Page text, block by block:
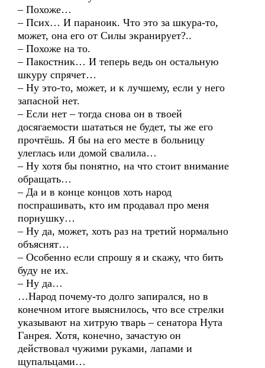
– Похоже…
– Псих… И параноик. Что это за шкура-то,
может, она его от Силы экранирует?..
– Похоже на то.
– Пакостник… И теперь ведь он остальную
шкуру спрячет…
– Ну это-то, может, и к лучшему, если у него
запасной нет.
– Если нет – тогда снова он в твоей
досягаемости шататься не будет, ты же его
прочтёшь. Я бы на его месте в больницу
улеглась или домой свалила…
– Ну хотя бы понятно, на что стоит внимание
обращать…
– Да и в конце концов хоть народ
поспрашивать, кто им продавал про меня
порнушку…
– Ну да, может, хоть раз на третий нормально
объяснят…
– Особенно если спрошу я и скажу, что бить
буду не их.
– Ну да…
…Народ почему-то долго запирался, но в
конечном итоге выяснилось, что все стрелки
указывают на хитрую тварь – сенатора Нута
Ганрея. Хотя, конечно, зачастую он
действовал чужими руками, лапами и
щупальцами…